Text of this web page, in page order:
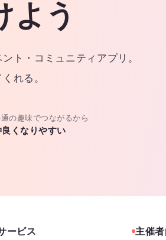
よう
ト・コミュニティアプリ。
れる。
の趣味でつながるから
くなりやすい
ービス 主催